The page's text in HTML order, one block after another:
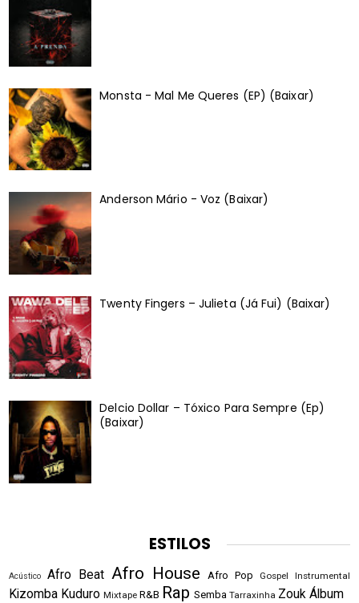
Monsta - Mal Me Queres (EP) (Baixar)
Anderson Mário - Voz (Baixar)
Twenty Fingers – Julieta (Já Fui) (Baixar)
Delcio Dollar – Tóxico Para Sempre (Ep)
(Baixar)
ESTILOS
Acústico Afro Beat Afro House Afro Pop Gospel Instrumental
Kizomba Kuduro Mixtape R&B Rap Semba Tarraxinha Zouk Álbum